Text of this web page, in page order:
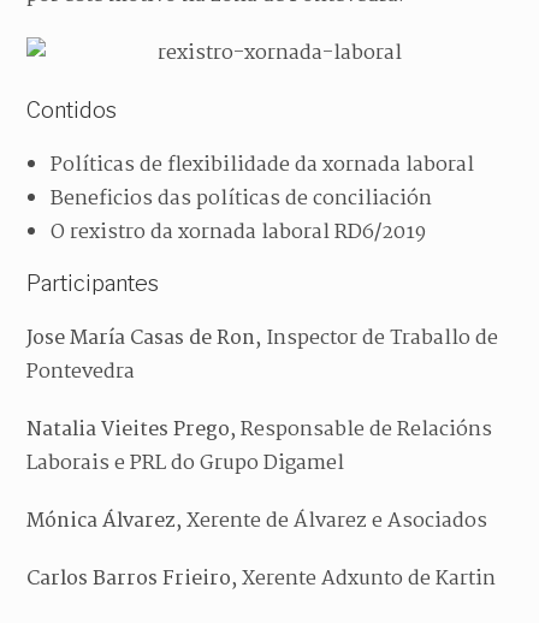
Contidos
Políticas de flexibilidade da xornada laboral
Beneficios das políticas de conciliación
O rexistro da xornada laboral RD6/2019
Participantes
Jose María Casas de Ron, Inspector de Traballo de
Pontevedra
Natalia Vieites Prego, Responsable de Relacións
Laborais e PRL do Grupo Digamel
Mónica Álvarez, Xerente de Álvarez e Asociados
Carlos Barros Frieiro, Xerente Adxunto de Kartin